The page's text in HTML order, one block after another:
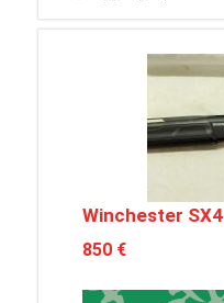
Winchester SX4
850 €